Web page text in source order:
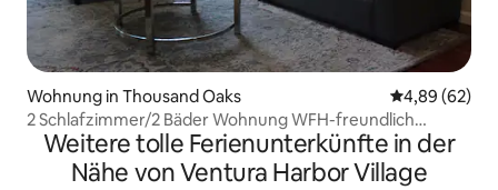
Wohnung in Thousand Oaks
4,89 (62)
2 Schlafzimmer/2 Bäder Wohnung WFH-freundlich
Kingsize-Betten!
Weitere tolle Ferienunterkünfte in der
Nähe von Ventura Harbor Village